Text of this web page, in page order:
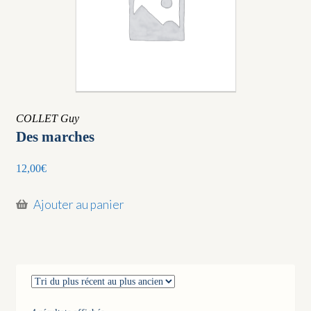
COLLET Guy
Des marches
12,00€
Ajouter au panier